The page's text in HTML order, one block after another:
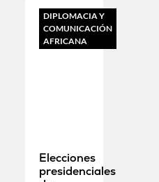
DIPLOMACIA Y
COMUNICACIÓN
AFRICANA
Elecciones
presidenciales